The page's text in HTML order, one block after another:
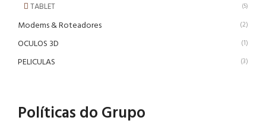
TABLET (5)
Modems & Roteadores (2)
OCULOS 3D (1)
PELICULAS (3)
Políticas do Grupo